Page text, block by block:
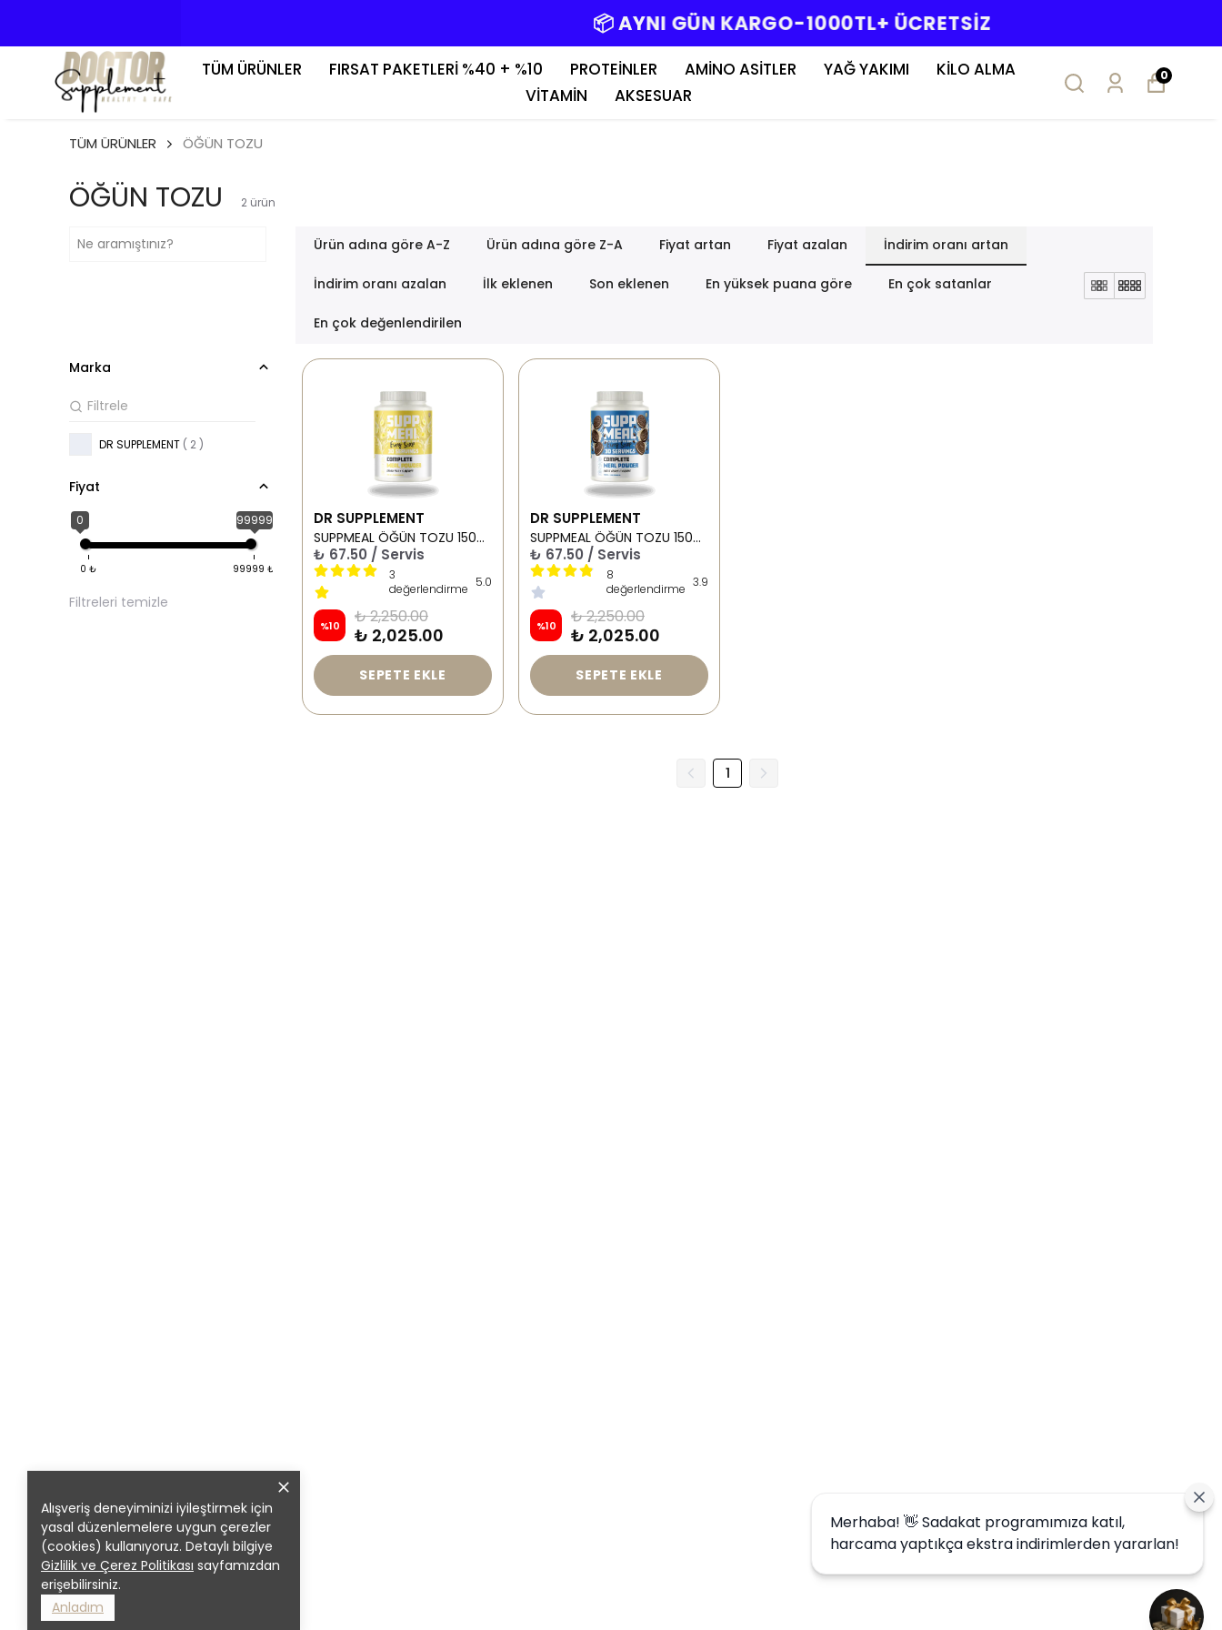
📦 AYNI GÜN KARGO-1000TL+ ÜCRETSİZ
TÜM ÜRÜNLER FIRSAT PAKETLERİ %40 + %10 PROTEİNLER AMİNO ASİTLER YAĞ YAKIMI
KİLO ALMA
VİTAMİN
AKSESUAR
0
Alışveriş deneyiminizi iyileştirmek için
yasal düzenlemelere uygun çerezler
(cookies) kullanıyoruz. Detaylı bilgiye
Gizlilik ve Çerez Politikası sayfamızdan
erişebilirsiniz.
Anladım
TÜM ÜRÜNLER ÖĞÜN TOZU
ÖĞÜN TOZU 2 ürün
Ürün adına göre A-Z Ürün adına göre Z-A Fiyat artan Fiyat azalan İndirim oranı artan
İndirim oranı azalan İlk eklenen Son eklenen En yüksek puana göre En çok satanlar
En çok değenlendirilen
Marka
DR SUPPLEMENT ( 2 )
Fiyat
0 99999
0 ₺ 99999 ₺
Filtreleri temizle
DR SUPPLEMENT
SUPPMEAL ÖĞÜN TOZU 1500 GR 30 SERVİS MUZ AROMALI
₺ 67.50 / Servis
3
değerlendirme 5.0
%10 ₺ 2,250.00
₺ 2,025.00
SEPETE EKLE
DR SUPPLEMENT
SUPPMEAL ÖĞÜN TOZU 1500 GR 30 SERVİS ÇİKOLATALI BİSKÜVİ PARÇALI
₺ 67.50 / Servis
8
değerlendirme 3.9
%10 ₺ 2,250.00
₺ 2,025.00
SEPETE EKLE
1
Merhaba! 👋 Sadakat programımıza katıl,
harcama yaptıkça ekstra indirimlerden yararlan!